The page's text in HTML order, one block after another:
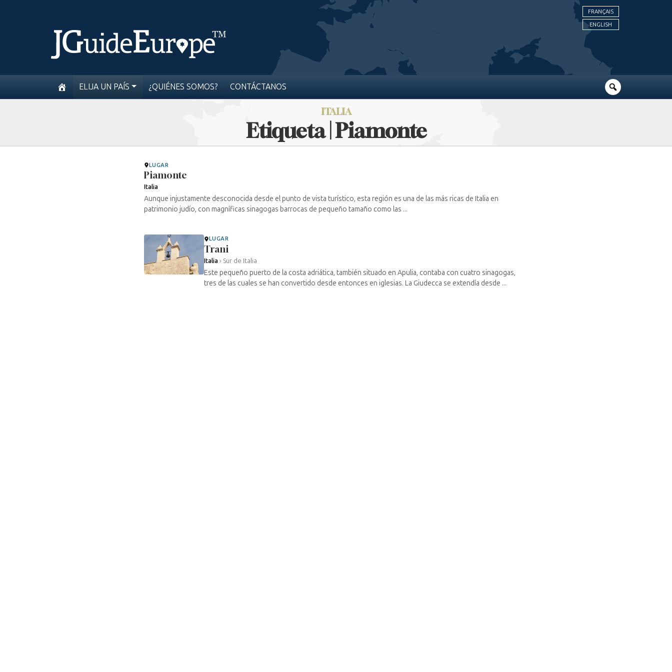
FRANÇAIS
ENGLISH
ELIJA UN PAÍS ¿QUIÉNES SOMOS? CONTÁCTANOS
ITALIA
Etiqueta | Piamonte
LUGAR
Piamonte
Italia
Aunque injustamente desconocida desde el punto de vista turístico, esta región es una de las más ricas de Italia en
patrimonio judío, con magníficas sinagogas barrocas de pequeño tamaño como las ...
LUGAR
Trani
Italia › Sur de Italia
Este pequeño puerto de la costa adriática, también situado en Apulia, contaba con cuatro sinagogas,
tres de las cuales se han convertido desde entonces en iglesias. La Giudecca se extendía desde ...